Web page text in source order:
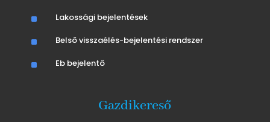
^ Lakossági bejelentések
^ Belső visszaélés-bejelentési rendszer
^ Eb bejelentő
Gazdikereső